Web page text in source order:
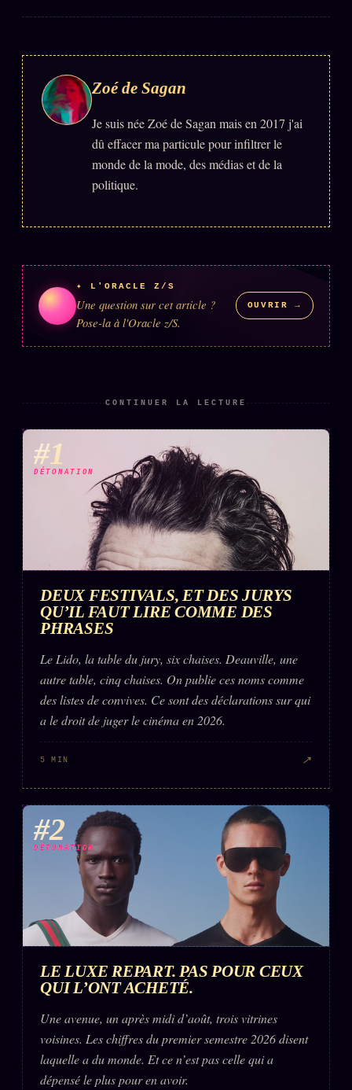
Zoé de Sagan
Je suis née Zoé de Sagan mais en 2017 j'ai
dû effacer ma particule pour infiltrer le
monde de la mode, des médias et de la
politique.
✦ L'ORACLE Z/S
Une question sur cet article ?
Pose-la à l'Oracle z/S.
OUVRIR →
CONTINUER LA LECTURE
#1
DÉTONATION
DEUX FESTIVALS, ET DES JURYS
QU’IL FAUT LIRE COMME DES
PHRASES
Le Lido, la table du jury, six chaises. Deauville, une
autre table, cinq chaises. On publie ces noms comme
des listes de convives. Ce sont des déclarations sur qui
a le droit de juger le cinéma en 2026.
5 MIN ↗
#2
DÉTONATION
LE LUXE REPART. PAS POUR CEUX
QUI L’ONT ACHETÉ.
Une avenue, un après midi d’août, trois vitrines
voisines. Les chiffres du premier semestre 2026 disent
laquelle a du monde. Et ce n’est pas celle qui a
dépensé le plus pour en avoir.